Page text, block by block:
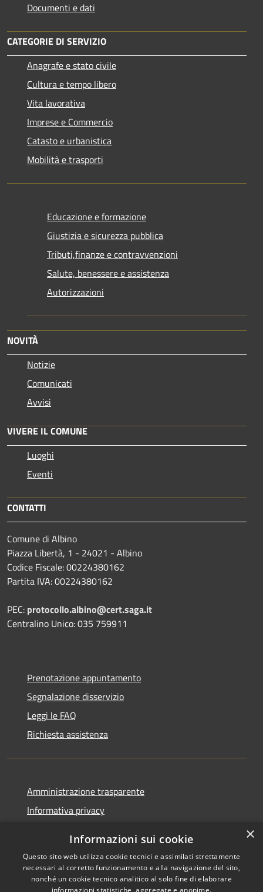
Documenti e dati
CATEGORIE DI SERVIZIO
Anagrafe e stato civile
Cultura e tempo libero
Vita lavorativa
Imprese e Commercio
Catasto e urbanistica
Mobilità e trasporti
Educazione e formazione
Giustizia e sicurezza pubblica
Tributi,finanze e contravvenzioni
Salute, benessere e assistenza
Autorizzazioni
NOVITÀ
Notizie
Comunicati
Avvisi
VIVERE IL COMUNE
Luoghi
Eventi
CONTATTI
Comune di Albino
Piazza Libertà, 1 - 24021 - Albino
Codice Fiscale: 00224380162
Partita IVA: 00224380162
PEC: protocollo.albino@cert.saga.it
Centralino Unico: 035 759911
Prenotazione appuntamento
Segnalazione disservizio
Leggi le FAQ
Richiesta assistenza
Amministrazione trasparente
Informativa privacy
Dichiarazione di accessibilità
×
Informazioni sui cookie
Questo sito web utilizza cookie tecnici e assimilati strettamente
necessari al corretto funzionamento e alla navigazione del sito,
nonché un cookie tecnico analitico al solo fine di elaborare
informazioni statistiche, aggregate e anonime.